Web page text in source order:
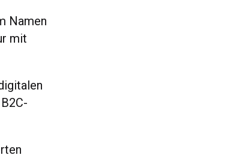
Namen
mit